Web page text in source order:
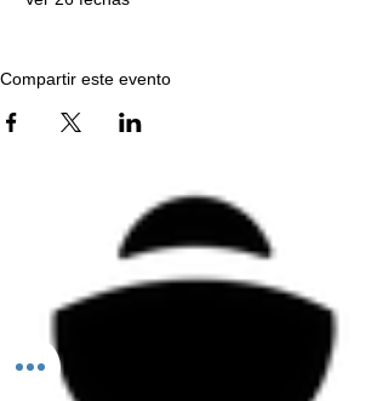
Compartir este evento